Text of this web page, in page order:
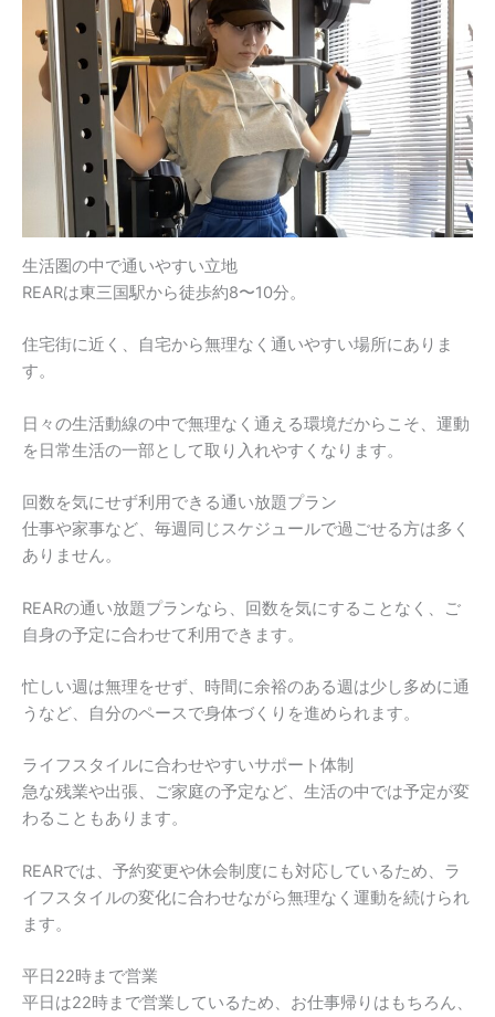
生活圏の中で通いやすい立地
REARは東三国駅から徒歩約8〜10分。
住宅街に近く、自宅から無理なく通いやすい場所にありま
す。
日々の生活動線の中で無理なく通える環境だからこそ、運動
を日常生活の一部として取り入れやすくなります。
回数を気にせず利用できる通い放題プラン
仕事や家事など、毎週同じスケジュールで過ごせる方は多く
ありません。
REARの通い放題プランなら、回数を気にすることなく、ご
自身の予定に合わせて利用できます。
忙しい週は無理をせず、時間に余裕のある週は少し多めに通
うなど、自分のペースで身体づくりを進められます。
ライフスタイルに合わせやすいサポート体制
急な残業や出張、ご家庭の予定など、生活の中では予定が変
わることもあります。
REARでは、予約変更や休会制度にも対応しているため、ラ
イフスタイルの変化に合わせながら無理なく運動を続けられ
ます。
平日22時まで営業
平日は22時まで営業しているため、お仕事帰りはもちろん、